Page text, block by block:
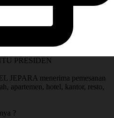
PRESIDEN
JEPARA menerima pemesanan
apartemen, hotel, kantor, resto,
?